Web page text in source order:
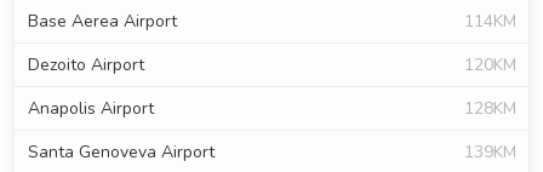
Base Aerea Airport
114KM
Dezoito Airport
120KM
Anapolis Airport
128KM
Santa Genoveva Airport
139KM